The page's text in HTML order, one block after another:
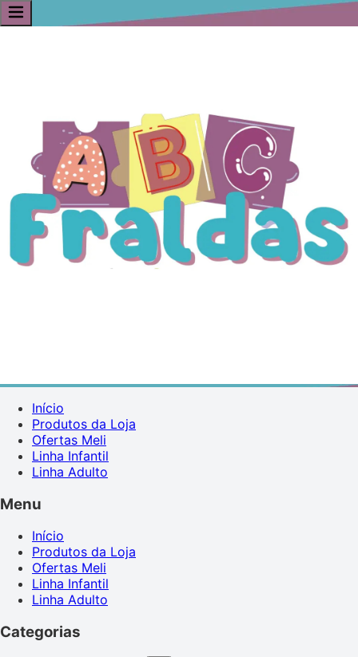
Início
Produtos da Loja
Ofertas Meli
Linha Infantil
Linha Adulto
Menu
Início
Produtos da Loja
Ofertas Meli
Linha Infantil
Linha Adulto
Categorias